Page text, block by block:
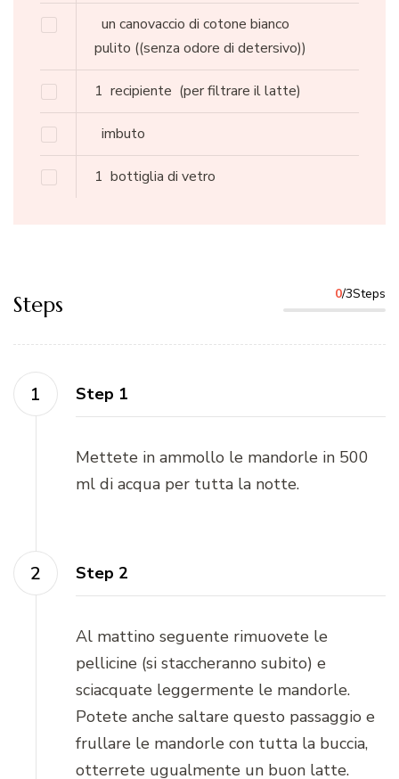
un canovaccio di cotone bianco
pulito ((senza odore di detersivo))
1 recipiente (per filtrare il latte)
imbuto
1 bottiglia di vetro
Steps 0/3Steps
Step 1
Mettete in ammollo le mandorle in 500
ml di acqua per tutta la notte.
Step 2
Al mattino seguente rimuovete le
pellicine (si staccheranno subito) e
sciacquate leggermente le mandorle.
Potete anche saltare questo passaggio e
frullare le mandorle con tutta la buccia,
otterrete ugualmente un buon latte.